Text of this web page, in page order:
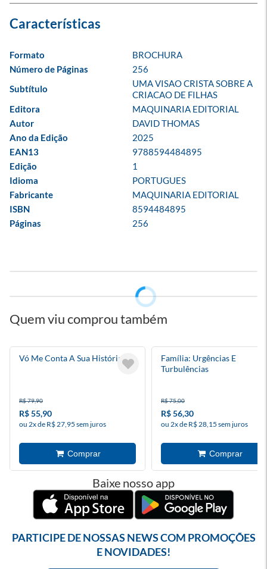
Formato
BROCHURA
Número de Páginas
256
Subtítulo
UMA VISAO CRISTA SOBRE A
CRIACAO DE FILHAS
Editora
MAQUINARIA EDITORIAL
Autor
DAVID THOMAS
Ano da Edição
2025
EAN13
9788594484895
Edição
1
Idioma
PORTUGUES
Fabricante
MAQUINARIA EDITORIAL
ISBN
8594484895
Páginas
256
Quem viu comprou também
Vó Me Conta A Sua História?
R$ 79,90
R$ 55,90
ou 2x de R$ 27,95 sem juros
Família: Urgências E
Turbulências
R$ 75,00
R$ 56,30
ou 2x de R$ 28,15 sem juros
Baixe nosso app
PARTICIPE DE NOSSAS NEWS COM PROMOÇÕES
E NOVIDADES!